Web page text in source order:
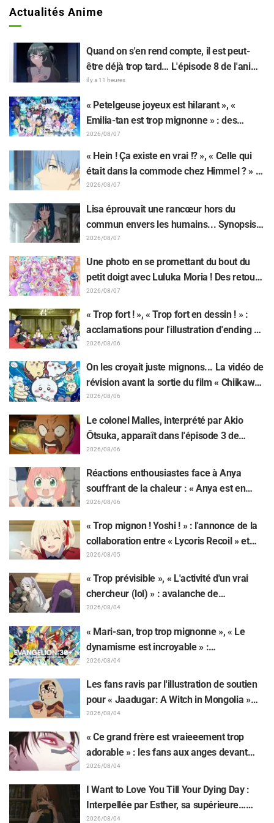
Actualités Anime
Quand on s'en rend compte, il est peut-
être déjà trop tard… L'épisode 8 de l'anime
« BanG Dream! Yume∞Mita » dévoile son
il y a 11 heures
« Petelgeuse joyeux est hilarant », «
Emilia-tan est trop mignonne » : des
réactions enthousiastes après la
révélation du visuel de l'événement des 10
ans de l'anime « Re:Zero - Starting Life in
Another World »
2026/08/07
« Hein ! Ça existe en vrai !? », « Celle qui
était dans la commode chez Himmel ? » :
l’exposition de la « corne du Dragon Noir »
apparue dans l’épisode 1 de « Frieren »
laisse les fans stupéfaits
2026/08/07
Lisa éprouvait une rancœur hors du
commun envers les humains... Synopsis
et premières images de l'épisode 6 de
2026/08/07
Une photo en se promettant du bout du
petit doigt avec Luluka Moria ! Des retours
sur le compte rendu de la comédienne de
doublage Nao Tōyama après avoir assisté
au Dream Stage de « Star Detective
Precure! » : « C’est le W Arcana »
2026/08/07
« Trop fort ! », « Trop fort en dessin ! » :
acclamations pour l'illustration d'ending du
13e épisode dessinée par Asaki Yuikawa,
la comédienne doublant le protagoniste
de « The Elusive Samurai »
2026/08/06
On les croyait juste mignons... La vidéo de
révision avant la sortie du film « Chiikawa
» suscite des réactions surprises face au
décalage : « C'est plus sévère qu'imaginé
», « Ça ne parle que de travail »
2026/08/06
Le colonel Malles, interprété par Akio
Ōtsuka, apparaît dans l'épisode 3 de
l'anime TV « The Ghost in the Shell » !
Commentaire du comédien et carte de fin
2026/08/06
Réactions enthousiastes face à Anya
souffrant de la chaleur : « Anya est en
train de fondre » sur l'illustration
d'annonce de « SPY x FAMILY »
2026/08/06
« Trop mignon ! Yoshi ! » : l'annonce de la
collaboration entre « Lycoris Recoil » et
Kumamine, créateur du « Chat au travail »,
suscite une pluie de « Yoshi ! »
2026/08/05
« Trop prévisible », « L'activité d'un vrai
chercheur (lol) » : avalanche de
moqueries affectueuses face à la peluche
de Frieren piégée par un Mimique lors
d'une exposition de « Frieren »
2026/08/04
« Mari-san, trop trop mignonne », « Le
dynamisme est incroyable » :
retentissement suite au dévoilement d'un
superbe dessin de Hidenori Matsubara
représentant les trois filles de « Neon
Genesis Evangelion » en combinaison
2026/08/04
Les fans ravis par l'illustration de soutien
pour « Jaadugar: A Witch in Mongolia »
dessinée par l'auteur de « Yowamushi
Pedal » : « Voilà ce qui se passe quand la
personne avec le style le plus différent
2026/08/04
« Ce grand frère est vraieeement trop
adorable » : les fans aux anges devant
Choso se rapprochant de Yūji Itadori sur
l'illustration inédite de l'exposition de
l'anime « JUJUTSU KAISEN »
2026/08/04
I Want to Love You Till Your Dying Day :
Interpellée par Esther, sa supérieure…
Synopsis, visuels, bande-annonce WEB et
2026/08/04